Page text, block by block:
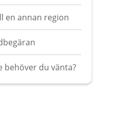
en annan region
behöver du vänta?